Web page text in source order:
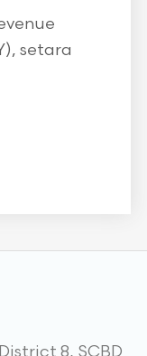
setara
8, SCBD